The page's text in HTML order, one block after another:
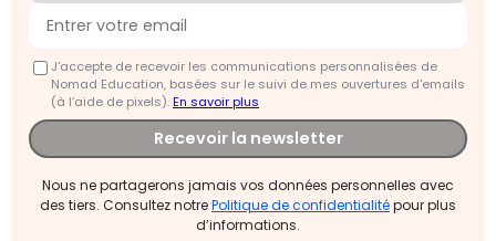
J'accepte de recevoir les communications personnalisées de
Nomad Education, basées sur le suivi de mes ouvertures d'emails
(à l’aide de pixels).En savoir plus
Recevoir la newsletter
Nous ne partagerons jamais vos données personnelles avec
des tiers. Consultez notrePolitique de confidentialitépour plus
d’informations.